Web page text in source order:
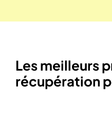
Les meilleurs
récupération